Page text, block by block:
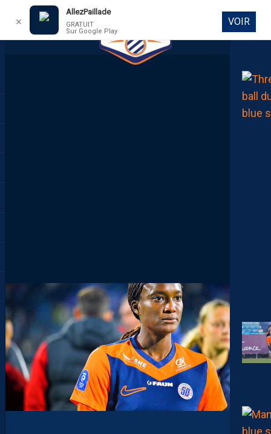
DIRECT
✕
AllezPaillade
GRATUIT
Sur Google Play
VOIR